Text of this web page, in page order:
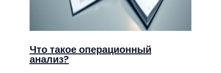
Что такое операционный
анализ?